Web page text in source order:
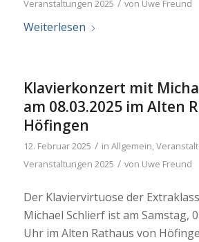
Veranstaltungen 2025 / von Uwe Freund
Weiterlesen
Klavierkonzert mit
am 08.03.2025 im Alten
Höfingen
12. Februar 2025 / in Allgemein,
Veranstaltungen 2025 / von Uwe Freund
Der Klaviervirtuose der
Michael Schlierf ist am Samstag,
Uhr im Alten Rathaus von